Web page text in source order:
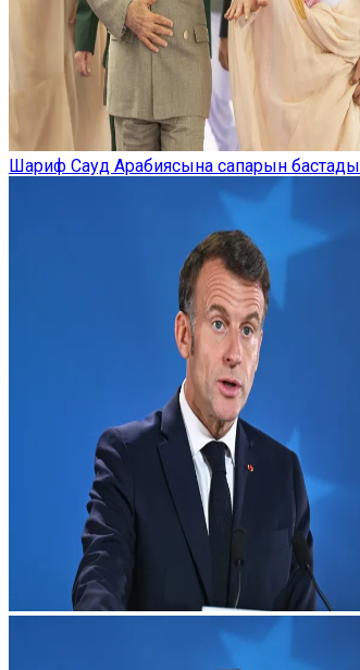
Шариф Сауд Арабиясына сапарын бастады